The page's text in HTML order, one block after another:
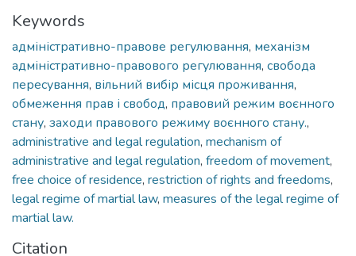
Keywords
адміністративно-правове регулювання, механізм
адміністративно-правового регулювання, свобода
пересування, вільний вибір місця проживання,
обмеження прав і свобод, правовий режим воєнного
стану, заходи правового режиму воєнного стану.,
administrative and legal regulation, mechanism of
administrative and legal regulation, freedom of movement,
free choice of residence, restriction of rights and freedoms,
legal regime of martial law, measures of the legal regime of
martial law.
Citation